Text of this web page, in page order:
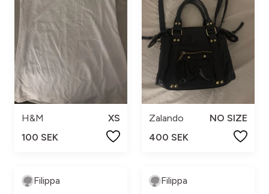
H&M
XS
100 SEK
Zalando
NO SIZE
400 SEK
Filippa Filippa